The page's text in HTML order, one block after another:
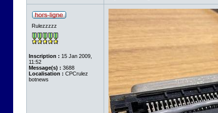
Rulezzzzz
Inscription : 15 Jan 2009,
11:52
Message(s) : 3688
Localisation : CPCrulez
botnews